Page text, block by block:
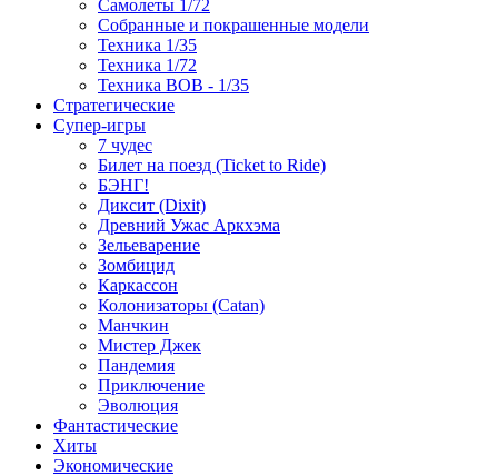
Самолеты 1/72
Собранные и покрашенные модели
Техника 1/35
Техника 1/72
Техника ВОВ - 1/35
Стратегические
Супер-игры
7 чудес
Билет на поезд (Ticket to Ride)
БЭНГ!
Диксит (Dixit)
Древний Ужас Аркхэма
Зельеварение
Зомбицид
Каркассон
Колонизаторы (Catan)
Манчкин
Мистер Джек
Пандемия
Приключение
Эволюция
Фантастические
Хиты
Экономические